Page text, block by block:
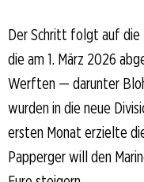
Der Schritt folgt auf
die am 1. März 2026
Werften — darunter
wurden in die neue
ersten Monat erzielte
Papperger will den